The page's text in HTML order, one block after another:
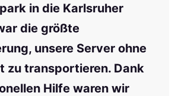
in die Karlsruher
die größte
unsere Server ohne
zu transportieren. Dank
Hilfe waren wir